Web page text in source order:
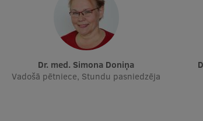
Dr. med. Simona Doniņa
Vadošā pētniece, Stundu pasniedzēja